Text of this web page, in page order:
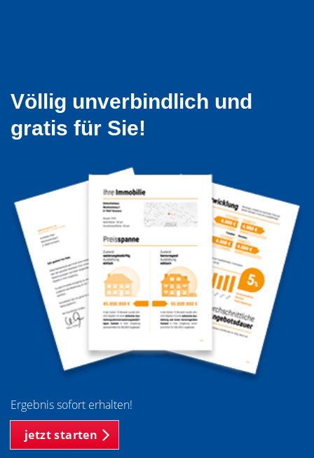
Völlig unverbindlich und
gratis für Sie!
Ergebnis sofort erhalten!
jetzt starten